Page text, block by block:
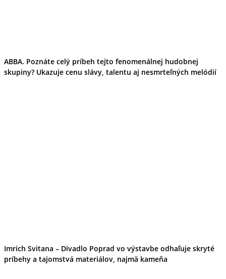
ABBA. Poznáte celý príbeh tejto fenomenálnej hudobnej
skupiny? Ukazuje cenu slávy, talentu aj nesmrteľných melódií
Imrich Svitana – Divadlo Poprad vo výstavbe odhaľuje skryté
príbehy a tajomstvá materiálov, najmä kameňa